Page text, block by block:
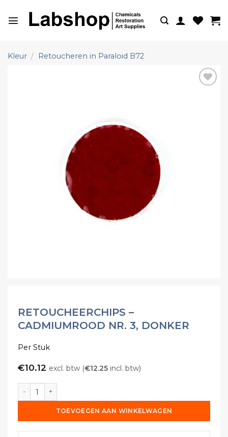
naar
Kleur / Retoucheren in Paraloid B72
RETOUCHEERCHIPS –
CADMIUMROOD NR. 3, DONKER
Per Stuk
€10.12 excl. btw (€12.25 incl. btw)
Retoucheerchips - Cadmiumrood Nr. 3, Donker aantal
TOEVOEGEN AAN WINKELWAGEN